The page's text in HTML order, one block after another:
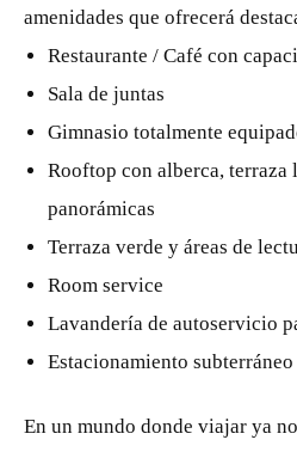
amenidades que ofrecerá
Restaurante / Café con
Sala de juntas
Gimnasio totalmente
Rooftop con alberca, terraza
panorámicas
Terraza verde y áreas de
Room service
Lavandería de autoservicio
Estacionamiento subterráneo
En un mundo donde viajar ya